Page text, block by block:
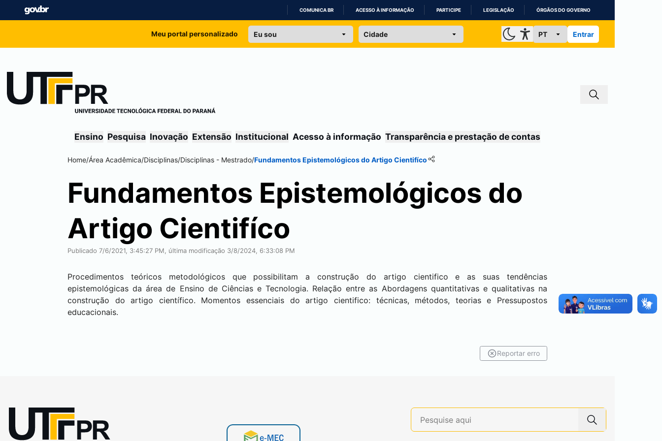
IR
COMUNICA BR ACESSO À INFORMAÇÃO PARTICIPE LEGISLAÇÃO ÓRGÃOS DO GOVERNO
Meu portal personalizado Entrar
Ensino Pesquisa Inovação Extensão Institucional Acesso à informação Transparência e prestação de contas
Home/Área Acadêmica/Disciplinas/Disciplinas - Mestrado/Fundamentos Epistemológicos do Artigo Cientifíco
Fundamentos Epistemológicos do
Artigo Cientifíco
Publicado 7/6/2021, 3:45:27 PM, última modificação 3/8/2024, 6:33:08 PM
Procedimentos teóricos metodológicos que possibilitam a construção do artigo cientifico e as suas tendências
epistemológicas da área de Ensino de Ciências e Tecnologia. Relação entre as Abordagens quantitativas e qualitativas na
construção do artigo científico. Momentos essenciais do artigo cientifico: técnicas, métodos, teorias e Pressupostos
educacionais.
Reportar erro